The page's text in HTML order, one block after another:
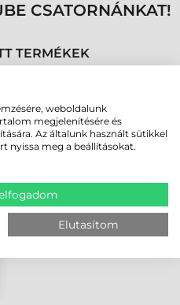
CSATORNÁNKAT!
TERMÉKEK
weboldalunk
megjelenítésére és
Az általunk használt sütikkel
nyissa meg a beállításokat.
Elutasítom